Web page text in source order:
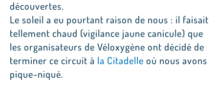
découvertes.
Le soleil a eu pourtant raison de nous : il faisait
tellement chaud (vigilance jaune canicule) que
les organisateurs de Véloxygène ont décidé de
terminer ce circuit à la Citadelle où nous avons
pique-niqué.